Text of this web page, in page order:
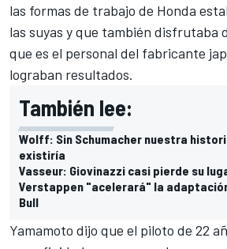
las formas de trabajo de Honda
las suyas y que también disfrutaba
que es el personal del fabricante
lograban resultados.
También lee:
Wolff: Sin Schumacher nuestra
existiría
Vasseur: Giovinazzi casi pierde su
Verstappen "acelerará" la
Bull
Yamamoto dijo que el piloto de 22